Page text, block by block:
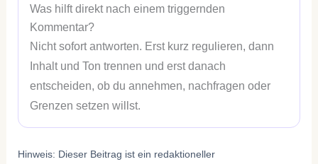
Was hilft direkt nach einem triggernden
Kommentar?
Nicht sofort antworten. Erst kurz regulieren, dann
Inhalt und Ton trennen und erst danach
entscheiden, ob du annehmen, nachfragen oder
Grenzen setzen willst.
Hinweis: Dieser Beitrag ist ein redaktioneller